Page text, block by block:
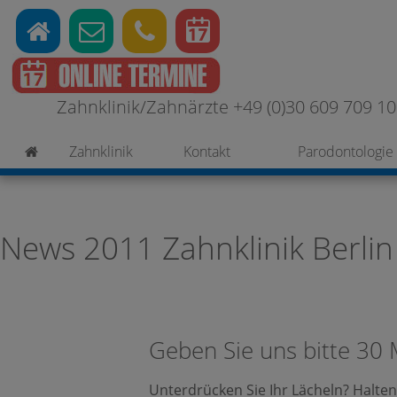
Zahnklinik/Zahnärzte +49 (0)30 609 709
Zahnklinik Kontakt Parodontologie
News 2011 Zahnklinik Berlin
Geben Sie uns bitte 30
Unterdrücken Sie Ihr Lächeln?